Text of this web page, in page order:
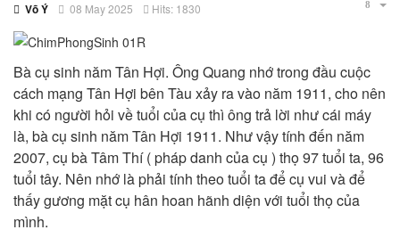
Võ Ý 08 May 2025 Hits: 1830
Bà cụ sinh năm Tân Hợi. Ông Quang nhớ trong đầu cuộc
cách mạng Tân Hợi bên Tàu xảy ra vào năm 1911, cho nên
khi có người hỏi về tuổi của cụ thì ông trả lời như cái máy
là, bà cụ sinh năm Tân Hợi 1911. Như vậy tính đến năm
2007, cụ bà Tâm Thí ( pháp danh của cụ ) thọ 97 tuổi ta, 96
tuổi tây. Nên nhớ là phải tính theo tuổi ta để cụ vui và để
thấy gương mặt cụ hân hoan hãnh diện với tuổi thọ của
mình.